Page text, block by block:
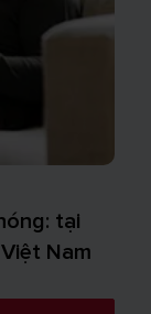
tại
Nam